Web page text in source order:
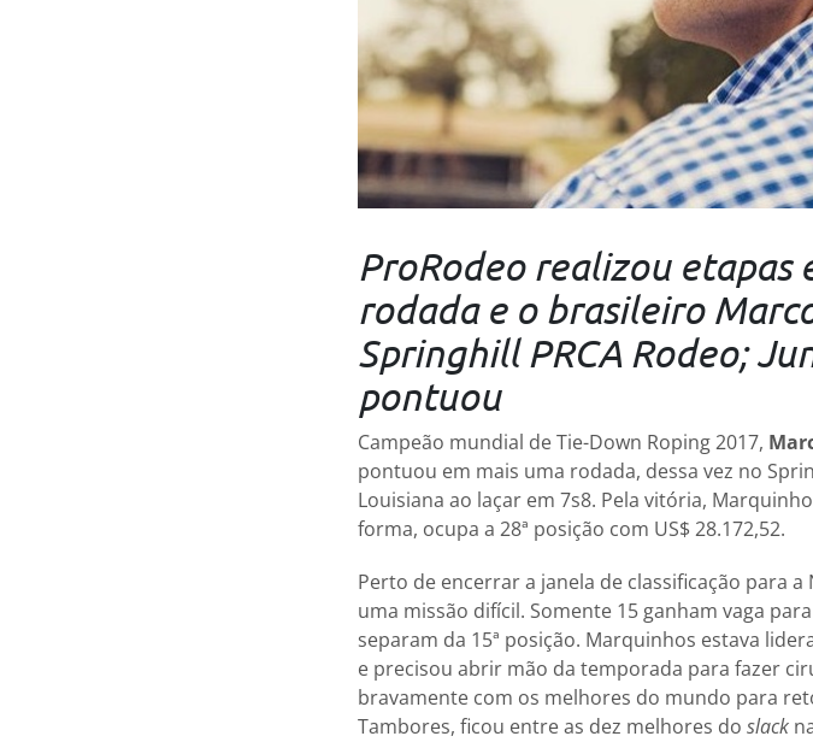
ProRodeo realizou etapas
rodada e o brasileiro
Springhill PRCA Rodeo;
pontuou
Campeão mundial de Tie-Down Roping 2017,
pontuou em mais uma rodada, dessa vez no
Louisiana ao laçar em 7s8. Pela vitória,
forma, ocupa a 28ª posição com US$ 28.172,52.
Perto de encerrar a janela de classificação para
uma missão difícil. Somente 15 ganham vaga
separam da 15ª posição. Marquinhos estava
e precisou abrir mão da temporada para fazer
bravamente com os melhores do mundo para
Tambores, ficou entre as dez melhores do slack